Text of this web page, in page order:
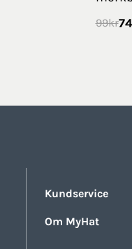
99kr74
Kundservice
Om MyHat